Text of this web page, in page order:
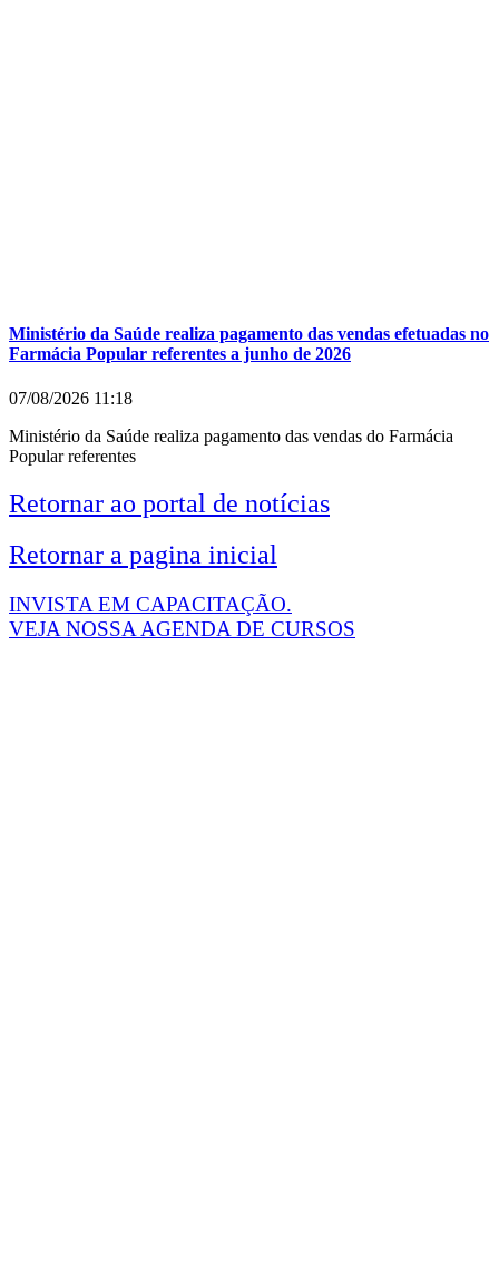
Ministério da Saúde realiza pagamento das vendas efetuadas no
Farmácia Popular referentes a junho de 2026
07/08/2026 11:18
Ministério da Saúde realiza pagamento das vendas do Farmácia
Popular referentes
Retornar ao portal de notícias
Retornar a pagina inicial
INVISTA EM CAPACITAÇÃO.
VEJA NOSSA AGENDA DE CURSOS